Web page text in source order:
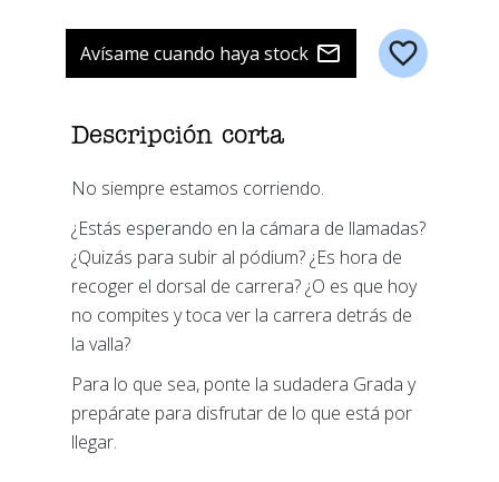
Avísame cuando haya stock
Descripción corta
No siempre estamos corriendo.
¿Estás esperando en la cámara de llamadas?
¿Quizás para subir al pódium? ¿Es hora de
recoger el dorsal de carrera? ¿O es que hoy
no compites y toca ver la carrera detrás de
la valla?
Para lo que sea, ponte la sudadera Grada y
prepárate para disfrutar de lo que está por
llegar.